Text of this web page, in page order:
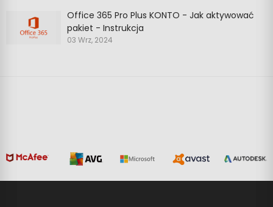
Office 365 Pro Plus KONTO - Jak aktywować
pakiet - Instrukcja
03 Wrz, 2024